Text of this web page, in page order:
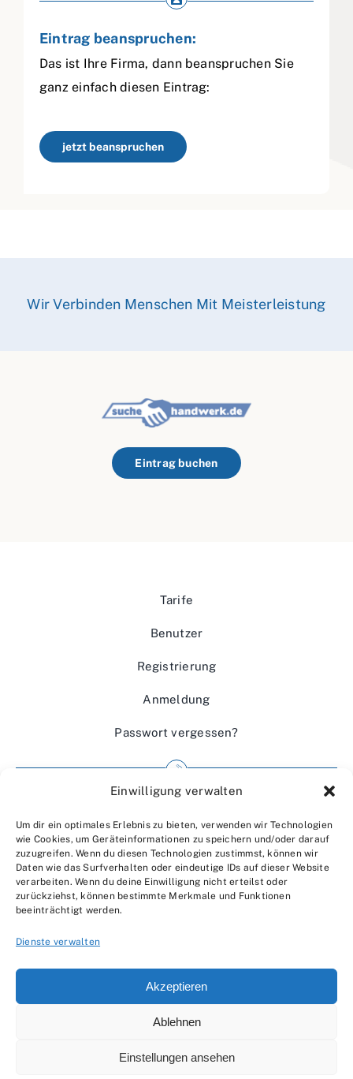
Einwilligung verwalten
Um dir ein optimales Erlebnis zu bieten, verwenden wir Technologien
wie Cookies, um Geräteinformationen zu speichern und/oder darauf
zuzugreifen. Wenn du diesen Technologien zustimmst, können wir
Daten wie das Surfverhalten oder eindeutige IDs auf dieser Website
verarbeiten. Wenn du deine Einwilligung nicht erteilst oder
zurückziehst, können bestimmte Merkmale und Funktionen
beeinträchtigt werden.
Dienste verwalten
Akzeptieren
Ablehnen
Einstellungen ansehen
Eintrag beanspruchen:
Das ist Ihre Firma, dann beanspruchen Sie
ganz einfach diesen Eintrag:
jetzt beanspruchen
Wir Verbinden Menschen Mit Meisterleistung
Eintrag buchen
Tarife
Benutzer
Registrierung
Anmeldung
Passwort vergessen?
Wir über uns
Kontakt
Datenschutzerklärung
© 2007 - 2026 •by Moveco